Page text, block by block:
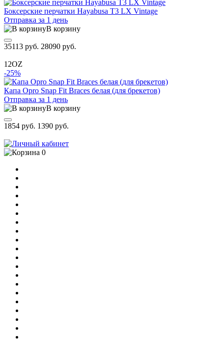
Боксерские перчатки Hayabusa T3 LX Vintage
Отправка за 1 день
В корзину
35113 руб. 28090 руб.
12OZ
-25%
Капа Opro Snap Fit Braces белая (для брекетов)
Отправка за 1 день
В корзину
1854 руб. 1390 руб.
0